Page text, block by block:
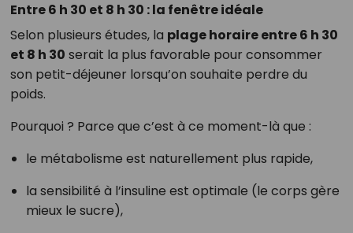
Entre 6 h 30 et 8 h 30 : la fenêtre idéale
Selon plusieurs études, la plage horaire entre 6 h 30
et 8 h 30 serait la plus favorable pour consommer
son petit-déjeuner lorsqu’on souhaite perdre du
poids.
Pourquoi ? Parce que c’est à ce moment-là que :
le métabolisme est naturellement plus rapide,
la sensibilité à l’insuline est optimale (le corps gère
mieux le sucre),